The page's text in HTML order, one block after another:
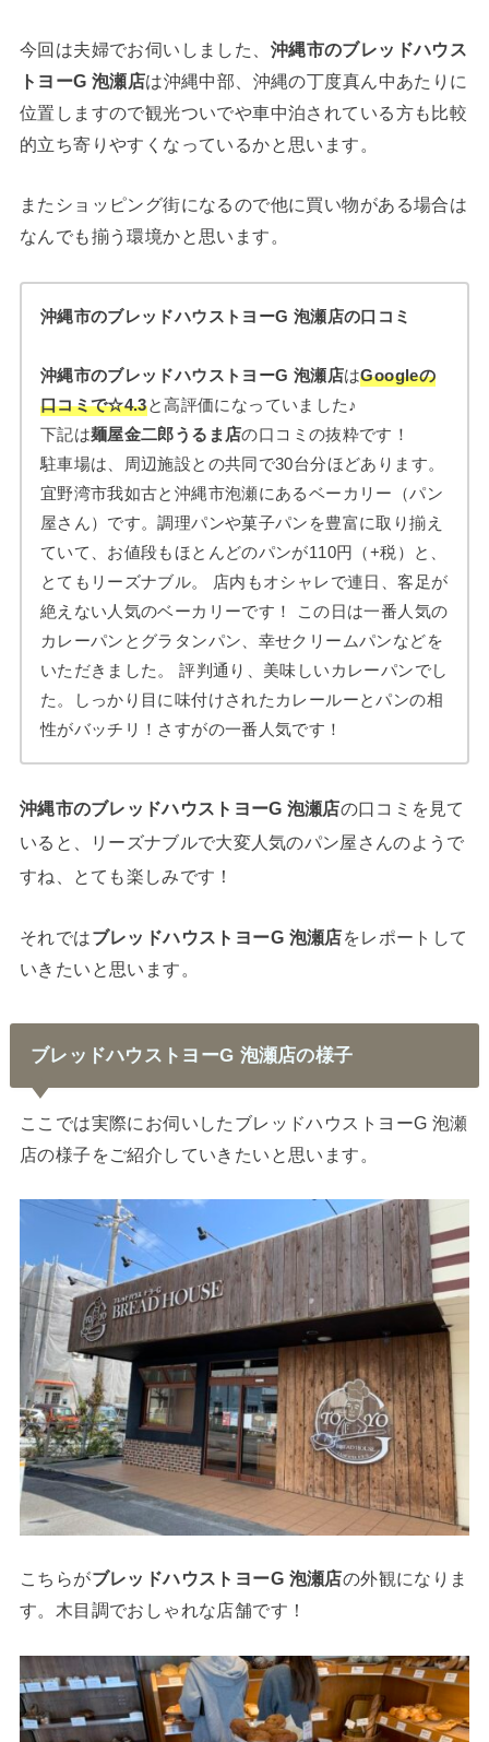
今回は夫婦でお伺いしました、 沖縄市のブレッドハウス
トヨーG 泡瀬店は沖縄中部、沖縄の丁度真ん中あたりに
位置しますので観光ついでや車中泊されている方も比較
的立ち寄りやすくなっているかと思います。
またショッピング街になるので他に買い物がある場合は
なんでも揃う環境かと思います。
沖縄市のブレッドハウストヨーG 泡瀬店の口コミ
沖縄市のブレッドハウストヨーG 泡瀬店はGoogleの
口コミで☆4.3と高評価になっていました♪
下記は麺屋金二郎うるま店の口コミの抜粋です！
駐車場は、周辺施設との共同で30台分ほどあります。
宜野湾市我如古と沖縄市泡瀬にあるベーカリー（パン
屋さん）です。調理パンや菓子パンを豊富に取り揃え
ていて、お値段もほとんどのパンが110円（+税）と、
とてもリーズナブル。 店内もオシャレで連日、客足が
絶えない人気のベーカリーです！ この日は一番人気の
カレーパンとグラタンパン、幸せクリームパンなどを
いただきました。 評判通り、美味しいカレーパンでし
た。しっかり目に味付けされたカレールーとパンの相
性がバッチリ！さすがの一番人気です！
沖縄市のブレッドハウストヨーG 泡瀬店の口コミを見て
いると、リーズナブルで大変人気のパン屋さんのようで
すね、とても楽しみです！
それではブレッドハウストヨーG 泡瀬店をレポートして
いきたいと思います。
ブレッドハウストヨーG 泡瀬店の様子
ここでは実際にお伺いしたブレッドハウストヨーG 泡瀬
店の様子をご紹介していきたいと思います。
こちらがブレッドハウストヨーG 泡瀬店の外観になりま
す。木目調でおしゃれな店舗です！